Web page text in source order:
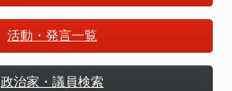
活動・発言一覧
政治家・議員検索